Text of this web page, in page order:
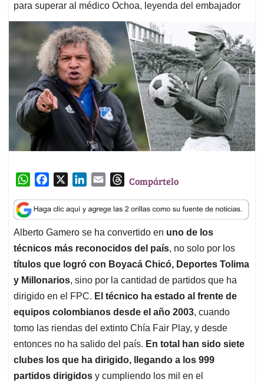
para superar al médico Ochoa, leyenda del embajador
W
a
t
s
A
p
p
c
e
b
o
o
k
n
k
e
d
I
n
a
i
l
T
r
e
a
d
s
Compártelo
Alberto Gamero se ha convertido en uno de los
técnicos más reconocidos del país, no solo por los
títulos que logró con Boyacá Chicó, Deportes Tolima
y Millonarios, sino por la cantidad de partidos que ha
dirigido en el FPC. El técnico ha estado al frente de
equipos colombianos desde el año 2003, cuando
tomo las riendas del extinto Chía Fair Play, y desde
entonces no ha salido del país. En total han sido siete
clubes los que ha dirigido, llegando a los 999
partidos dirigidos y cumpliendo los mil en el